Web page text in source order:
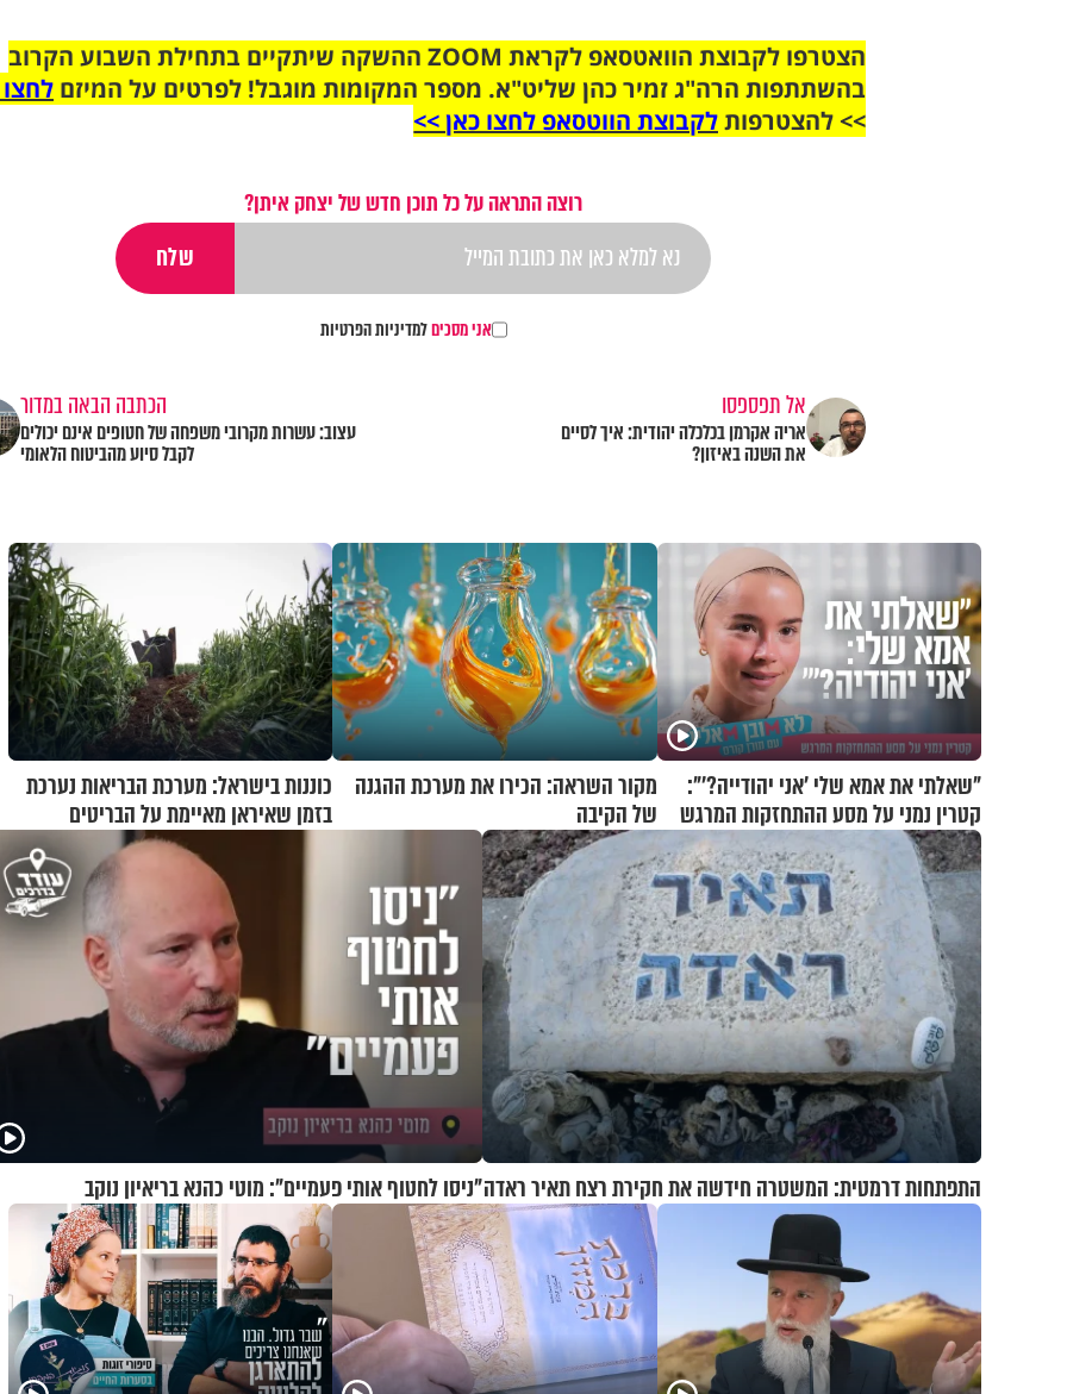
הצטרפו לקבוצת הוואטסאפ לקראת ZOOM ההשקה שיתקיים בתחילת השבוע הקרוב
בהשתתפות הרה"ג זמיר כהן שליט"א. מספר המקומות מוגבל! לפרטים על המיזם
>> להצטרפותלקבוצת הווטסאפ לחצו כאן >>
רוצה התראה על כל תוכן חדש של יצחק איתן?
אני מסכיםלמדיניות הפרטיות
אל תפספסו
אריה אקרמן בכלכלה יהודית: איך לסיים
את השנה באיזון?
הכתבה הבאה במדור
עצוב: עשרות מקרובי משפחה של חטופים אינם יכולים
לקבל סיוע מהביטוח הלאומי
"שאלתי את אמא שלי 'אני יהודייה?'":
קטרין נמני על מסע ההתחזקות המרגש
מקור השראה: הכירו את מערכת ההגנה
של הקיבה
כוננות בישראל: מערכת הבריאות נערכת
בזמן שאיראן מאיימת על הבריטים
התפתחות דרמטית: המשטרה חידשה את חקירת רצח תאיר ראדה"ניסו לחטוף אותי פעמיים": מוטי כהנא בריאיון נוקב